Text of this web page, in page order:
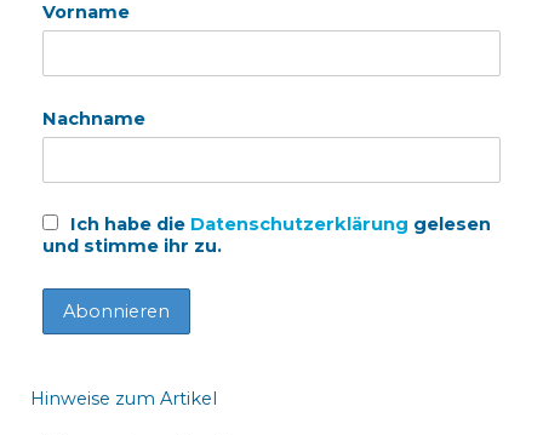
Vorname
Nachname
Ich habe die Datenschutzerklärung gelesen
und stimme ihr zu.
Hinweise zum Artikel